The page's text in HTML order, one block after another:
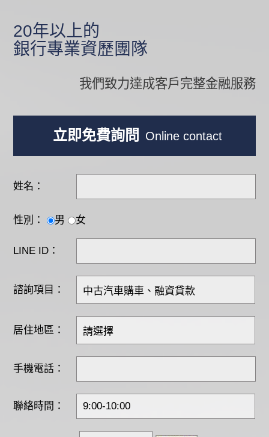
20年以上的
銀行專業資歷團隊
我們致力達成客戶完整金融服務
立即免費詢問 Online contact
姓名：
性別： 男 女
LINE ID：
諮詢項目：
居住地區：
手機電話：
聯絡時間：